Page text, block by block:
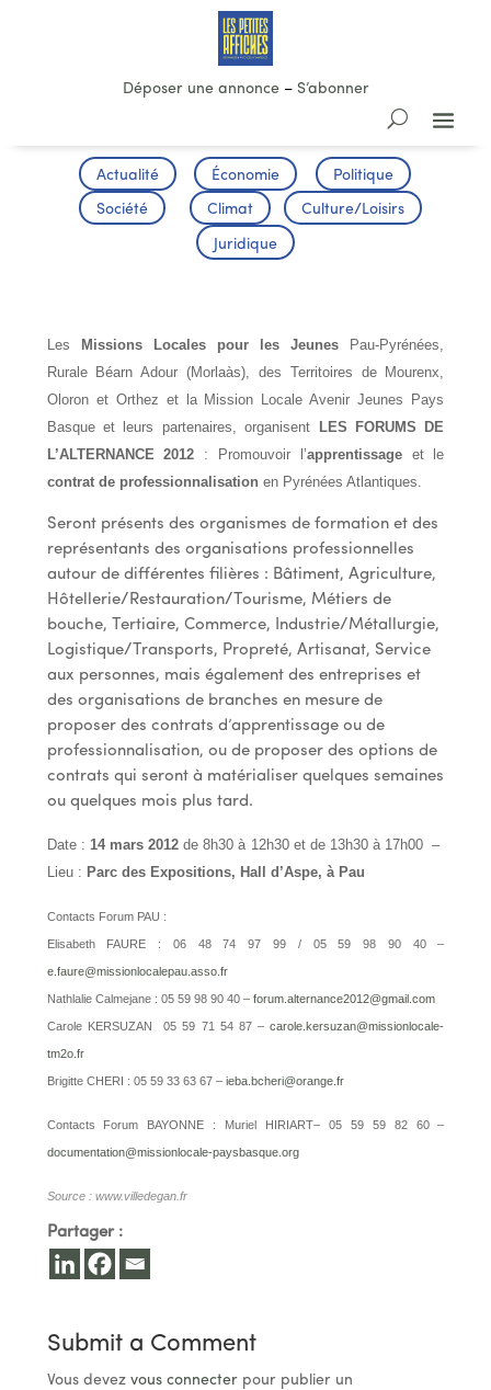
Déposer une annonce– S’abonner
Actualité Économie Politique
Société Climat Culture/Loisirs
Juridique
Les Missions Locales pour les Jeunes Pau-Pyrénées,
Rurale Béarn Adour (Morlaàs), des Territoires de Mourenx,
Oloron et Orthez et la Mission Locale Avenir Jeunes Pays
Basque et leurs partenaires, organisent LES FORUMS DE
L’ALTERNANCE 2012 : Promouvoir l’apprentissageet le
contrat de professionnalisation en Pyrénées Atlantiques.
Seront présents des organismes de formation et des
représentants des organisations professionnelles
autour de différentes filières : Bâtiment, Agriculture,
Hôtellerie/Restauration/Tourisme, Métiers de
bouche, Tertiaire, Commerce, Industrie/Métallurgie,
Logistique/Transports, Propreté, Artisanat, Service
aux personnes, mais également des entreprises et
des organisations de branches en mesure de
proposer des contrats d’apprentissage ou de
professionnalisation, ou de proposer des options de
contrats qui seront à matérialiser quelques semaines
ou quelques mois plus tard.
Date : 14 mars 2012 de 8h30 à 12h30 et de 13h30 à 17h00 –
Lieu : Parc des Expositions, Hall d’Aspe, à Pau
Contacts Forum PAU :
Elisabeth FAURE : 06 48 74 97 99 / 05 59 98 90 40 –
e.faure@missionlocalepau.asso.fr
Nathlalie Calmejane : 05 59 98 90 40 – forum.alternance2012@gmail.com
Carole KERSUZAN 05 59 71 54 87 –carole.kersuzan@missionlocale-
tm2o.fr
Brigitte CHERI : 05 59 33 63 67 – ieba.bcheri@orange.fr
Contacts Forum BAYONNE : Muriel HIRIART– 05 59 59 82 60 –
documentation@missionlocale-paysbasque.org
Source : www.villedegan.fr
Partager :
Submit a Comment
Vous devez vous connecterpour publier un